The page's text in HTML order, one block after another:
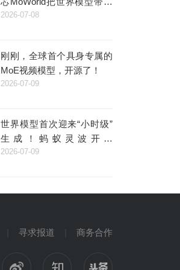
产业时代
2026-07-08
刚刚，全球首个具身专属的
MoE视频模型，开源了！
2026-07-09
世界模型首次迎来“小时级”
生成！蚂蚁灵波开源
LingBot-World 2.0，支持AI
2026-07-09
寻求报道 商务合作